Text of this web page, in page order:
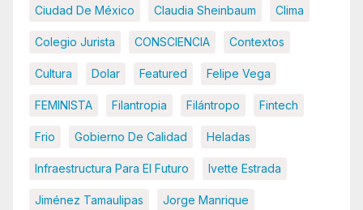
Ciudad De México Claudia Sheinbaum Clima
Colegio Jurista CONSCIENCIA Contextos
Cultura Dolar Featured Felipe Vega
FEMINISTA Filantropia Filántropo Fintech
Frio Gobierno De Calidad Heladas
Infraestructura Para El Futuro Ivette Estrada
Jiménez Tamaulipas Jorge Manrique